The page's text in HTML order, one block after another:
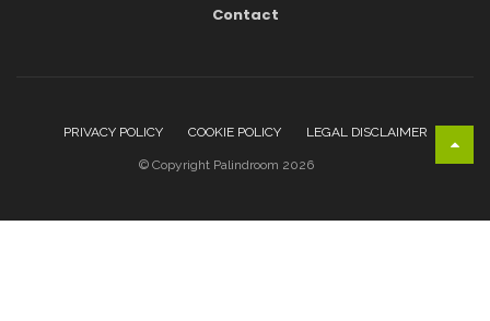
Contact
PRIVACY POLICY COOKIE POLICY LEGAL DISCLAIMER
© Copyright Palindroom 2026